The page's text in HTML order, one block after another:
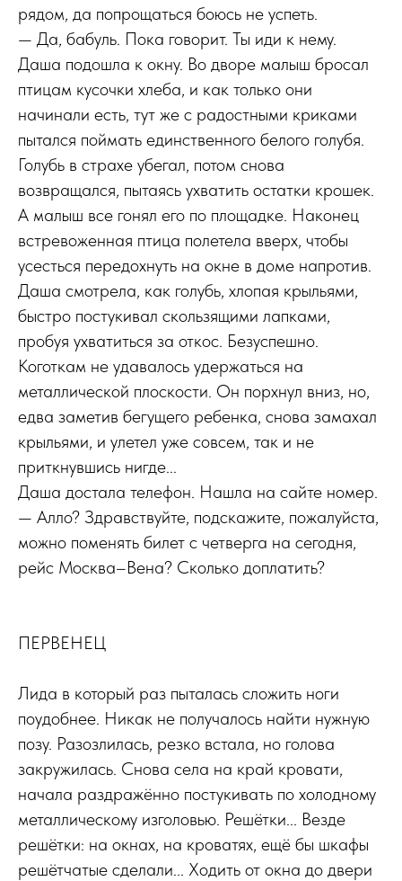
рядом, да попрощаться боюсь не успеть.
— Да, бабуль. Пока говорит. Ты иди к нему.
Даша подошла к окну. Во дворе малыш бросал
птицам кусочки хлеба, и как только они
начинали есть, тут же с радостными криками
пытался поймать единственного белого голубя.
Голубь в страхе убегал, потом снова
возвращался, пытаясь ухватить остатки крошек.
А малыш все гонял его по площадке. Наконец
встревоженная птица полетела вверх, чтобы
усесться передохнуть на окне в доме напротив.
Даша смотрела, как голубь, хлопая крыльями,
быстро постукивал скользящими лапками,
пробуя ухватиться за откос. Безуспешно.
Коготкам не удавалось удержаться на
металлической плоскости. Он порхнул вниз, но,
едва заметив бегущего ребенка, снова замахал
крыльями, и улетел уже совсем, так и не
приткнувшись нигде...
Даша достала телефон. Нашла на сайте номер.
— Алло? Здравствуйте, подскажите, пожалуйста,
можно поменять билет с четверга на сегодня,
рейс Москва–Вена? Сколько доплатить?
ПЕРВЕНЕЦ
Лида в который раз пыталась сложить ноги
поудобнее. Никак не получалось найти нужную
позу. Разозлилась, резко встала, но голова
закружилась. Снова села на край кровати,
начала раздражённо постукивать по холодному
металлическому изголовью. Решётки... Везде
решётки: на окнах, на кроватях, ещё бы шкафы
решётчатые сделали... Ходить от окна до двери